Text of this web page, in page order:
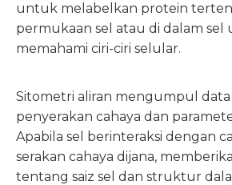
untuk melabelkan protein
permukaan sel atau di dalam
memahami ciri-ciri selular.
Sitometri aliran mengumpul
penyerakan cahaya dan
Apabila sel berinteraksi dengan
serakan cahaya dijana,
tentang saiz sel dan struktur